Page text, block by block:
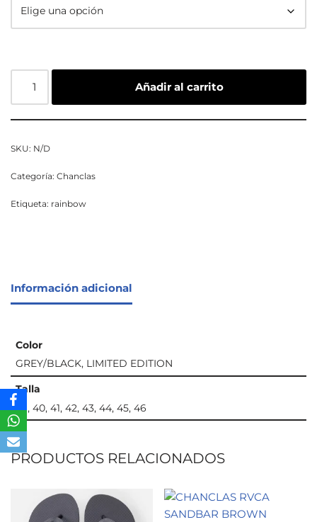
Añadir al carrito
SKU: N/D
Categoría: Chanclas
Etiqueta: rainbow
Información adicional
Color
GREY/BLACK, LIMITED EDITION
Talla
39, 40, 41, 42, 43, 44, 45, 46
PRODUCTOS RELACIONADOS